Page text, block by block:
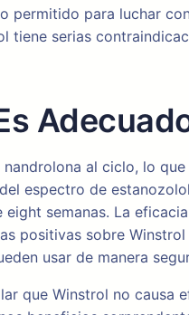
permitido para luchar
tiene serias
al ciclo, lo
espectro de
semanas. La
positivas sobre
usar de manera
que Winstrol no